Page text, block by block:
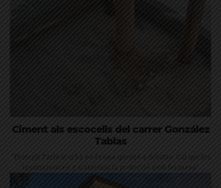
Ciment als escocells del carrer González
Tablas
"Protegir l’arbrat urbà no és una qüestió a debatre. Cal que les
institucions en garanteixin la protecció amb fermesa"